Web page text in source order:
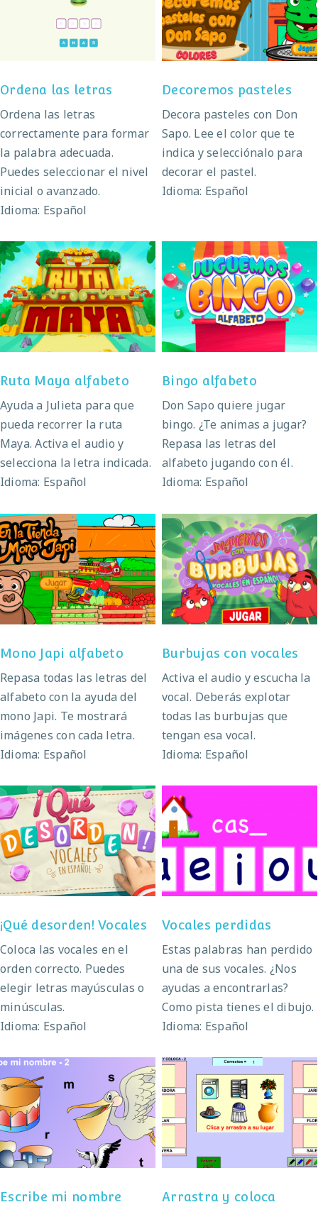
Ordena las letras
Ordena las letras
Ordena las letras
correctamente para formar
la palabra adecuada.
Puedes seleccionar el nivel
inicial o avanzado.
Idioma: Español
Decoremos pasteles
Decoremos pasteles
Decora pasteles con Don
Sapo. Lee el color que te
indica y selecciónalo para
decorar el pastel.
Idioma: Español
Ruta Maya alfabeto
Ruta Maya alfabeto
Ayuda a Julieta para que
pueda recorrer la ruta
Maya. Activa el audio y
selecciona la letra indicada.
Idioma: Español
Bingo alfabeto
Bingo alfabeto
Don Sapo quiere jugar
bingo. ¿Te animas a jugar?
Repasa las letras del
alfabeto jugando con él.
Idioma: Español
Mono Japi alfabeto
Mono Japi alfabeto
Repasa todas las letras del
alfabeto con la ayuda del
mono Japi. Te mostrará
imágenes con cada letra.
Idioma: Español
Burbujas con vocales
Burbujas con vocales
Activa el audio y escucha la
vocal. Deberás explotar
todas las burbujas que
tengan esa vocal.
Idioma: Español
¡Qué desorden!
Vocales
¡Qué desorden! Vocales
Coloca las vocales en el
orden correcto. Puedes
elegir letras mayúsculas o
minúsculas.
Idioma: Español
Vocales perdidas
Vocales perdidas
Estas palabras han perdido
una de sus vocales. ¿Nos
ayudas a encontrarlas?
Como pista tienes el dibujo.
Idioma: Español
Escribe mi nombre
Escribe mi nombre
Arrastra y coloca
Arrastra y coloca